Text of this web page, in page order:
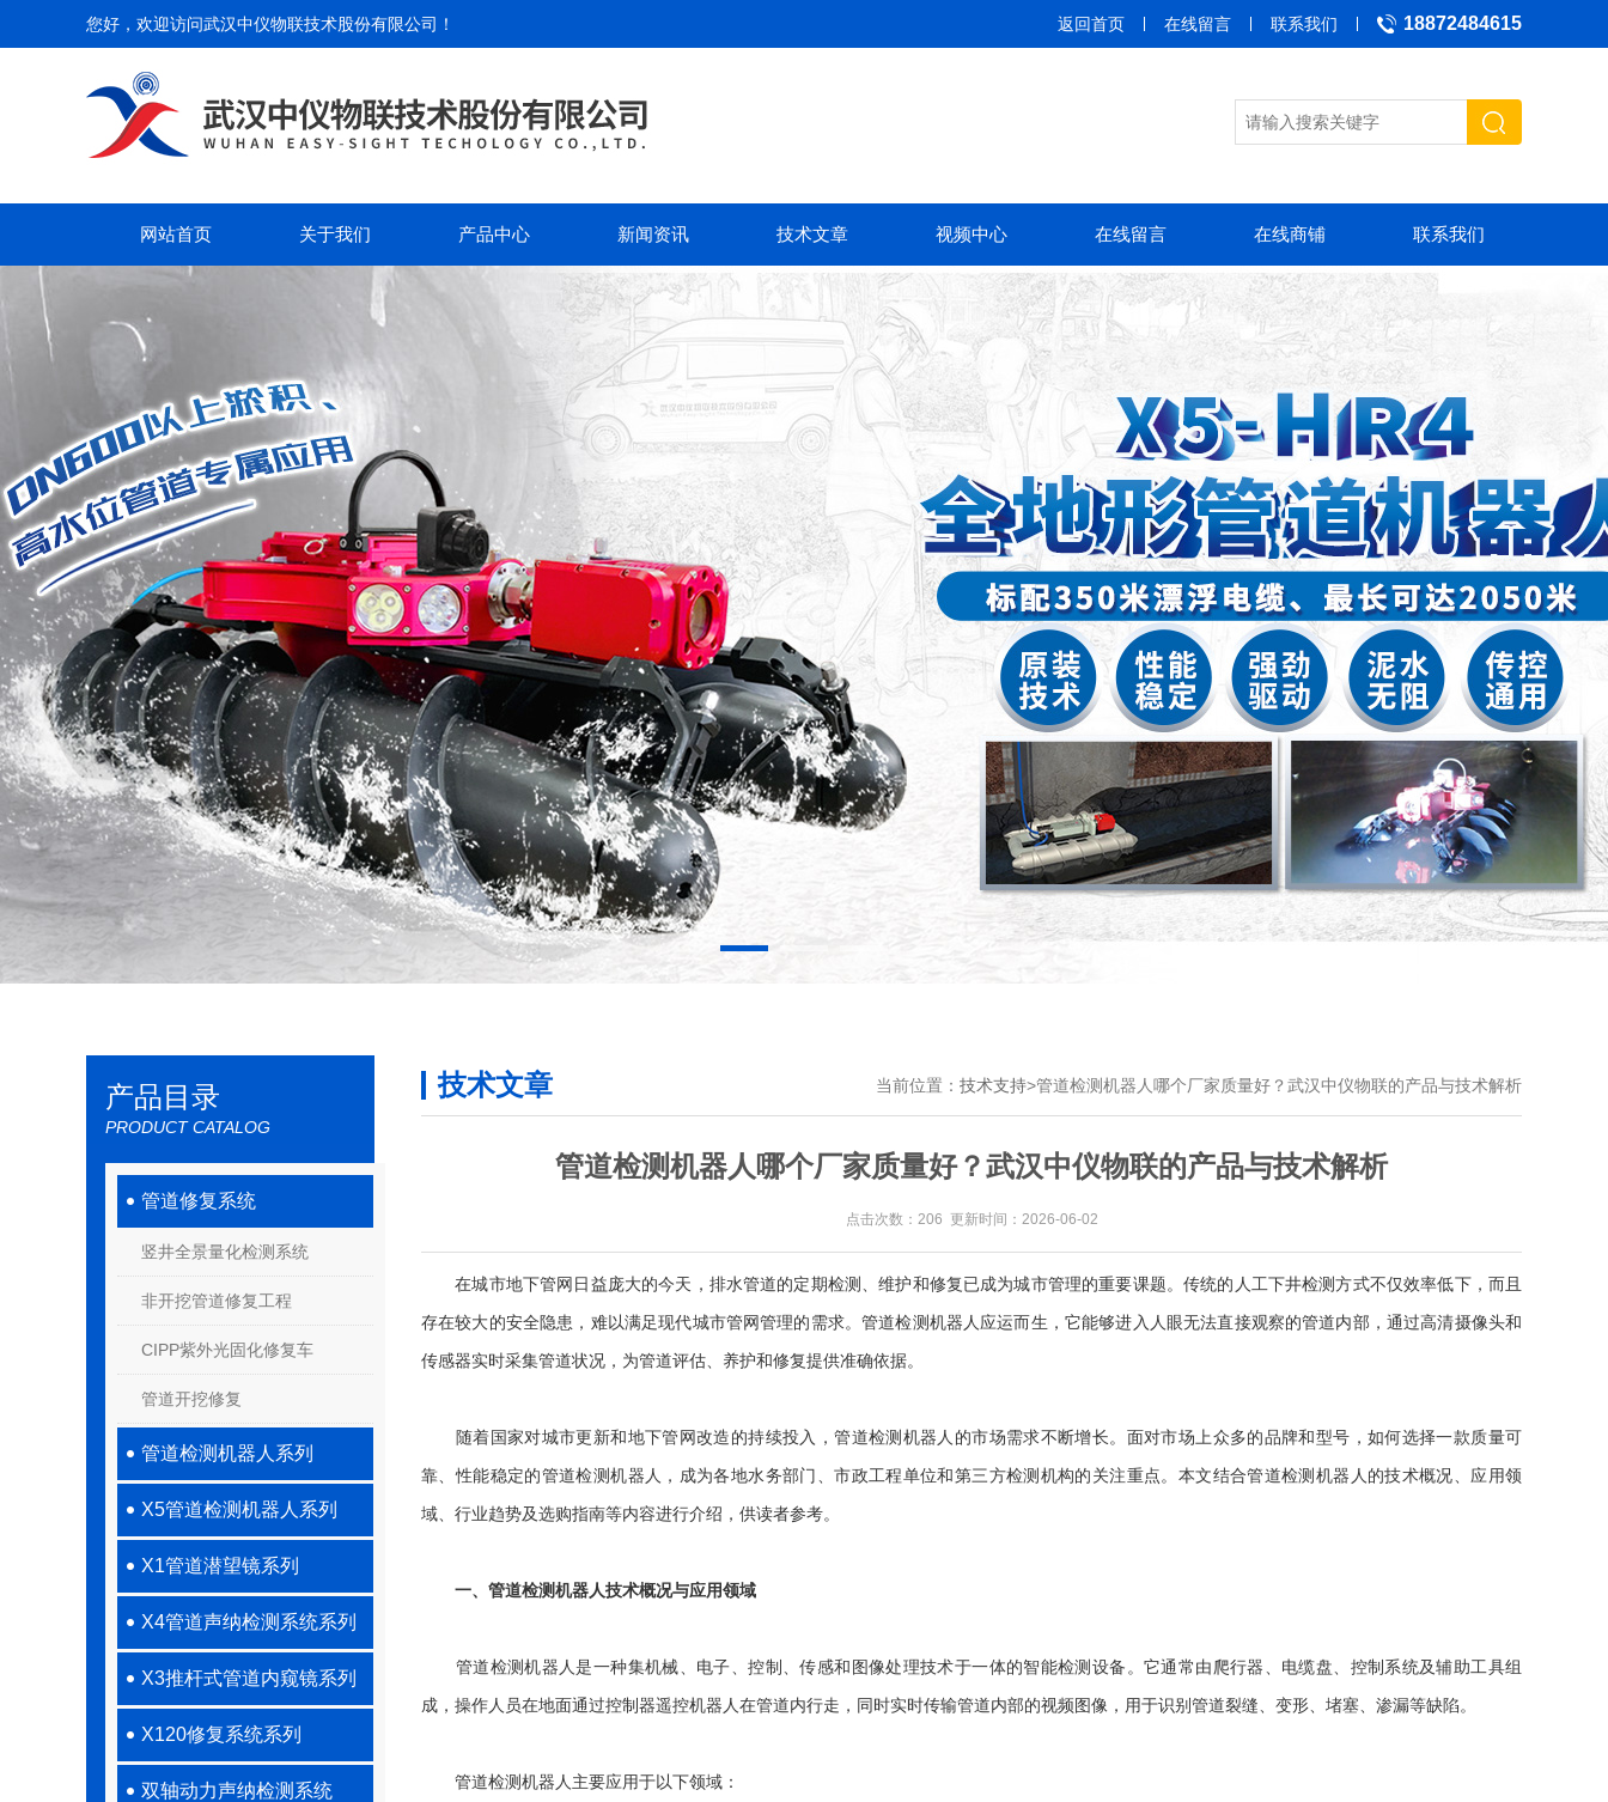
您好，欢迎访问武汉中仪物联技术股份有限公司 ！ 18872484615
返回首页 在线留言 联系我们
网站首页 关于我们 产品中心 新闻资讯 技术文章 视频中心 在线留言 在线商铺 联系我们
产品目录
PRODUCT CATALOG
管道修复系统
竖井全景量化检测系统
非开挖管道修复工程
CIPP紫外光固化修复车
管道开挖修复
管道检测机器人系列
X5管道检测机器人系列
X1管道潜望镜系列
X4管道声纳检测系统系列
X3推杆式管道内窥镜系列
X120修复系统系列
双轴动力声纳检测系统
技术文章 当前位置： 技术支持>管道检测机器人哪个厂家质量好？武汉中仪物联的产品与技术解析
管道检测机器人哪个厂家质量好？武汉中仪物联的产品与技术解析
点击次数：206 更新时间：2026-06-02
在城市地下管网日益庞大的今天，排水管道的定期检测、维护和修复已成为城市管理的重要课题。传统的人工下井检测方式不仅效率低下，而且
存在较大的安全隐患，难以满足现代城市管网管理的需求。管道检测机器人应运而生，它能够进入人眼无法直接观察的管道内部，通过高清摄像头和
传感器实时采集管道状况，为管道评估、养护和修复提供准确依据。
随着国家对城市更新和地下管网改造的持续投入，管道检测机器人的市场需求不断增长。面对市场上众多的品牌和型号，如何选择一款质量可
靠、性能稳定的管道检测机器人，成为各地水务部门、市政工程单位和第三方检测机构的关注重点。本文结合管道检测机器人的技术概况、应用领
域、行业趋势及选购指南等内容进行介绍，供读者参考。
一、管道检测机器人技术概况与应用领域
管道检测机器人是一种集机械、电子、控制、传感和图像处理技术于一体的智能检测设备。它通常由爬行器、电缆盘、控制系统及辅助工具组
成，操作人员在地面通过控制器遥控机器人在管道内行走，同时实时传输管道内部的视频图像，用于识别管道裂缝、变形、堵塞、渗漏等缺陷。
管道检测机器人主要应用于以下领域：